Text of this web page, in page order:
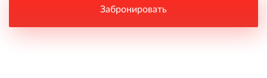
Забронировать